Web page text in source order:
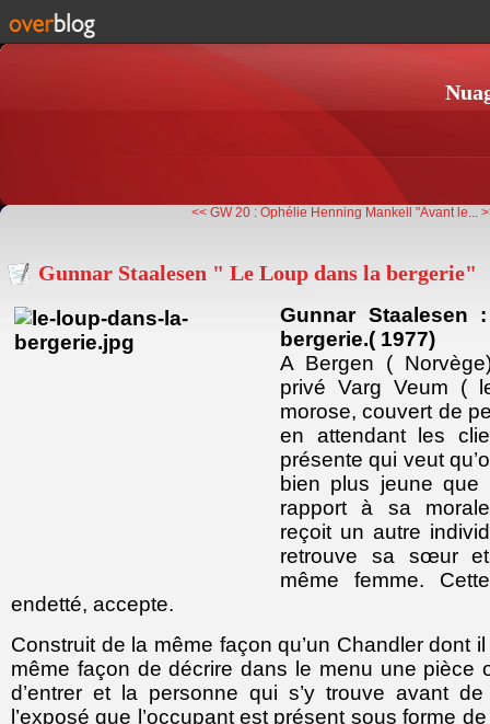
<< GW 20 : Ophélie Henning Mankell "Avant le...
Gunnar Staalesen " Le Loup dans la bergerie"
Gunnar
bergerie.( 1977)
A Bergen (
privé Varg Veum (
morose, couvert de
en attendant les
présente qui veut
bien plus jeune
rapport à sa
reçoit un autre
retrouve sa sœur
même femme.
endetté, accepte.
Construit de la même façon qu’un Chandler dont
même façon de décrire dans le menu une pièce
d’entrer et la personne qui s’y trouve avant
l’exposé que l’occupant est présent sous forme